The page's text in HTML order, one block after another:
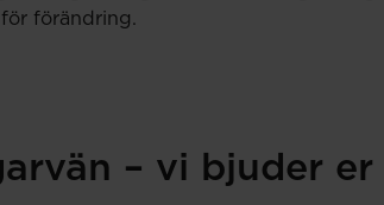
förändring.
– vi bjuder er